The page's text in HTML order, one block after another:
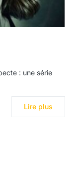
: une série
Lire plus